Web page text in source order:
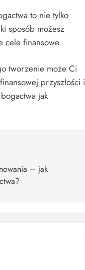
to nie tylko
sposób możesz
cele finansowe.
tworzenie może Ci
przyszłości i
jak
– jak